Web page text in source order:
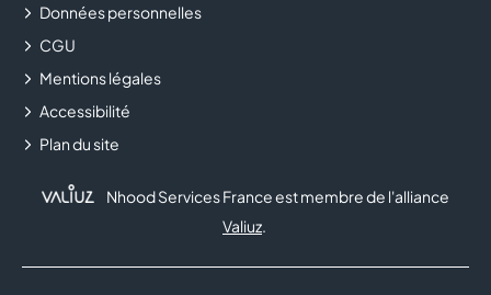
CHUCK'S
Données personnelles
CGU
Mentions légales
Accessibilité
Plan du site
Nhood Services France est membre de l'alliance
Valiuz.